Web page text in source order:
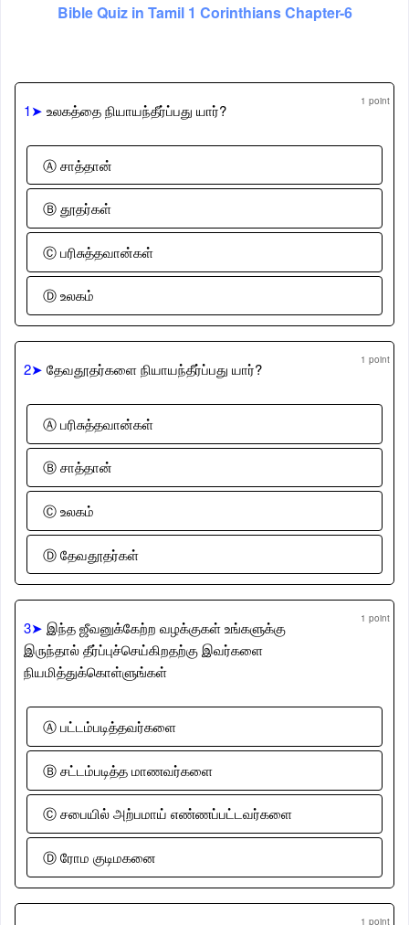
Bible Quiz in Tamil 1 Corinthians Chapter-6
1➤ உலகத்தை நியாயந்தீர்ப்பது யார்? 1 point
Ⓐ சாத்தான்
Ⓑ தூதர்கள்
Ⓒ பரிசுத்தவான்கள்
Ⓓ உலகம்
2➤ தேவதூதர்களை நியாயந்தீர்ப்பது யார்? 1 point
Ⓐ பரிசுத்தவான்கள்
Ⓑ சாத்தான்
Ⓒ உலகம்
Ⓓ தேவதூதர்கள்
3➤ இந்த ஜீவனுக்கேற்ற வழக்குகள் உங்களுக்கு
இருந்தால் தீர்ப்புச்செய்கிறதற்கு இவர்களை
நியமித்துக்கொள்ளுங்கள்
1 point
Ⓐ பட்டம்படித்தவர்களை
Ⓑ சட்டம்படித்த மாணவர்களை
Ⓒ சபையில் அற்பமாய் எண்ணப்பட்டவர்களை
Ⓓ ரோம குடிமகனை
1 point